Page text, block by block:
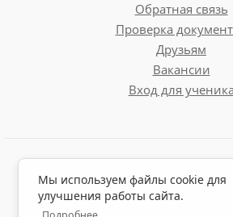
Обратная связь
Проверка
Друзьям
Вакансии
Вход для ученика
Политика обработки
Политика использования
Мы используем файлы cookie для
улучшения работы сайта.